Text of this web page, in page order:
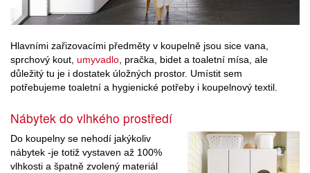
Hlavními zařizovacími předměty v koupelně jsou sice vana,
sprchový kout, umyvadlo , pračka, bidet a toaletní mísa, ale
důležitý tu je i dostatek úložných prostor. Umístit sem
potřebujeme toaletní a hygienické potřeby i koupelnový textil.
Nábytek do vlhkého prostředí
Do koupelny se nehodí jakýkoliv
nábytek -je totiž vystaven až 100%
vlhkosti a špatně zvolený materiál